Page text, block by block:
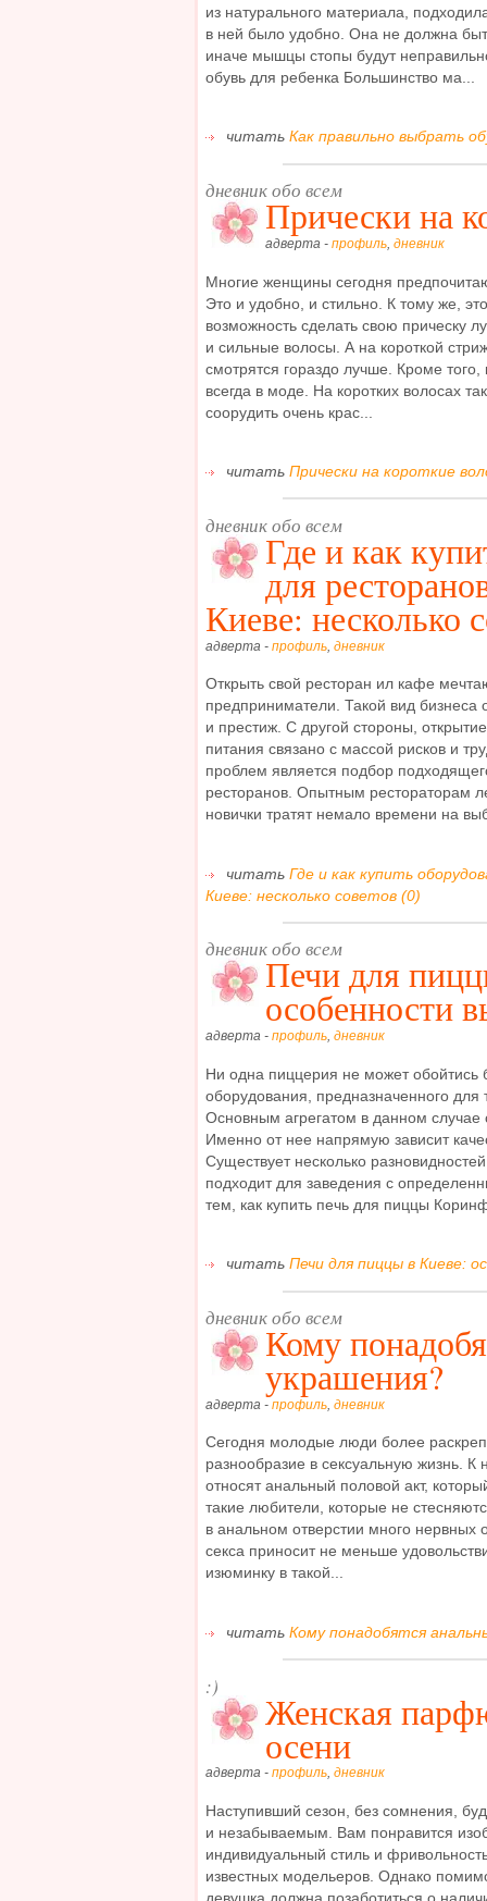
из натурального материала,
в ней было удобно. Она не должна
иначе мышцы стопы будут
обувь для ребенка Большинство ма...
читать Как правильно выбрать
дневник обо всем
Прически на
адверта - профиль, дневник
Многие женщины сегодня
Это и удобно, и стильно. К тому же,
возможность сделать свою прическу
и сильные волосы. А на короткой
смотрятся гораздо лучше. Кроме того,
всегда в моде. На коротких волосах
соорудить очень крас...
читать Прически на короткие
дневник обо всем
Где и как
для
Киеве: несколько
адверта - профиль, дневник
Открыть свой ресторан ил кафе
предприниматели. Такой вид бизнеса
и престиж. С другой стороны,
питания связано с массой рисков и
проблем является подбор
ресторанов. Опытным рестораторам
новички тратят немало времени на
читать Где и как купить
Киеве: несколько советов (0)
дневник обо всем
Печи для
особенности
адверта - профиль, дневник
Ни одна пиццерия не может обойтись
оборудования, предназначенного для
Основным агрегатом в данном случае
Именно от нее напрямую зависит
Существует несколько
подходит для заведения с
тем, как купить печь для пиццы
читать Печи для пиццы в Киеве:
дневник обо всем
Кому
украшения?
адверта - профиль, дневник
Сегодня молодые люди более
разнообразие в сексуальную жизнь.
относят анальный половой акт,
такие любители, которые не
в анальном отверстии много нервных
секса приносит не меньше
изюминку в такой...
читать Кому понадобятся
:)
Женская
осени
адверта - профиль, дневник
Наступивший сезон, без сомнения,
и незабываемым. Вам понравится
индивидуальный стиль и
известных модельеров. Однако